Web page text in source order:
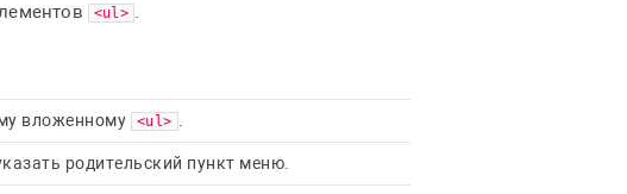
<ul> .
вложенному <ul>
родительский пункт меню.